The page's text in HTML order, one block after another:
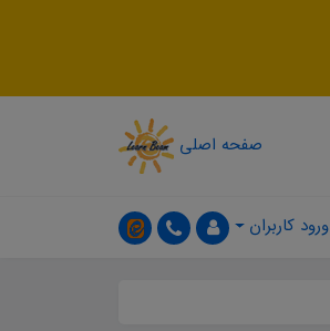
صفحه اصلی
ورود کاربران